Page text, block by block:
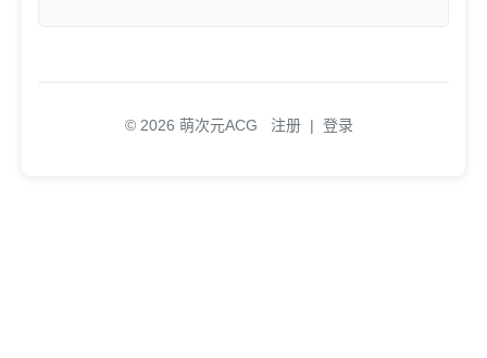
© 2026 萌次元ACG 注册 | 登录